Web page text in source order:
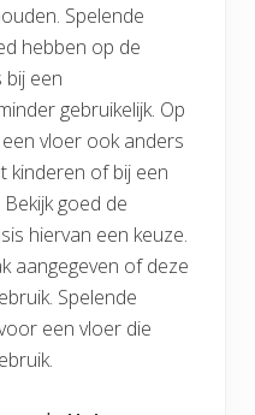
Spelende
hebben op de
bij een
gebruikelijk. Op
vloer ook anders
kinderen of bij een
goed de
hiervan een keuze.
aangegeven of deze
Spelende
een vloer die